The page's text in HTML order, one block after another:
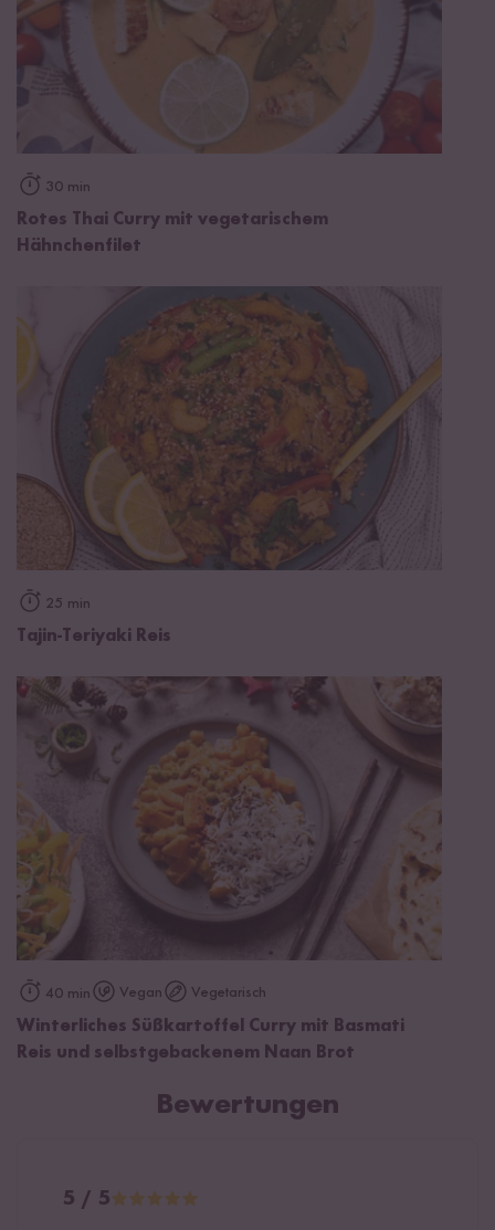
30 min
Rotes Thai Curry mit vegetarischem
Hähnchenfilet
25 min
Tajin-Teriyaki Reis
40 min Vegan Vegetarisch
Winterliches Süßkartoffel Curry mit Basmati
Reis und selbstgebackenem Naan Brot
Bewertungen
5 / 5